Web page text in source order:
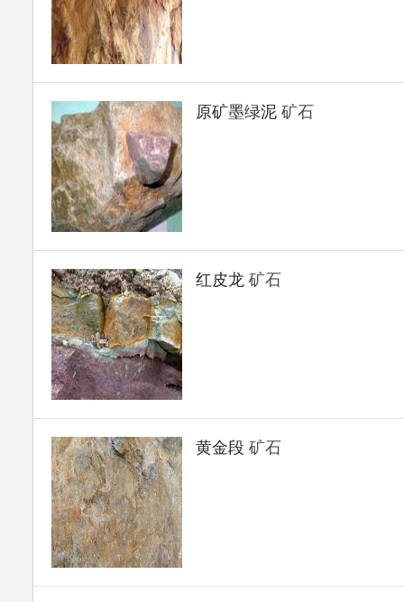
原矿墨绿泥 矿石
红皮龙 矿石
黄金段 矿石